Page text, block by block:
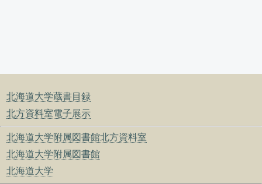
北海道大学蔵書目録
北方資料室電子展示
北海道大学附属図書館北方資料室
北海道大学附属図書館
北海道大学